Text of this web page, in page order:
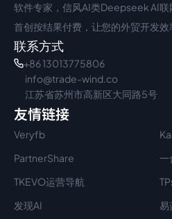
软件专家，信风AI类Deepseek AI联
首创按结果付费，让您的外贸开发效
联系方式
+86 13013775806
info@trade-wind.co
江苏省苏州市高新区大同路5号
友情链接
Veryfb
PartnerShare
一
TKEVO运营导航
发现AI
易